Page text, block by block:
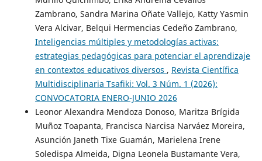
Zambrano, Sandra Marina Oñate Vallejo, Katty Yasmin
Vera Alcivar, Belqui Hermencias Cedeño Zambrano,
Inteligencias múltiples y metodologías activas:
estrategias pedagógicas para potenciar el aprendizaje
en contextos educativos diversos , Revista Científica
Multidisciplinaria Tsafiki: Vol. 3 Núm. 1 (2026):
CONVOCATORIA ENERO-JUNIO 2026
Leonor Alexandra Mendoza Donoso, Maritza Brígida
Muñoz Toapanta, Francisca Narcisa Narváez Moreira,
Asunción Janeth Tixe Guamán, Marielena Irene
Soledispa Almeida, Digna Leonela Bustamante Vera,